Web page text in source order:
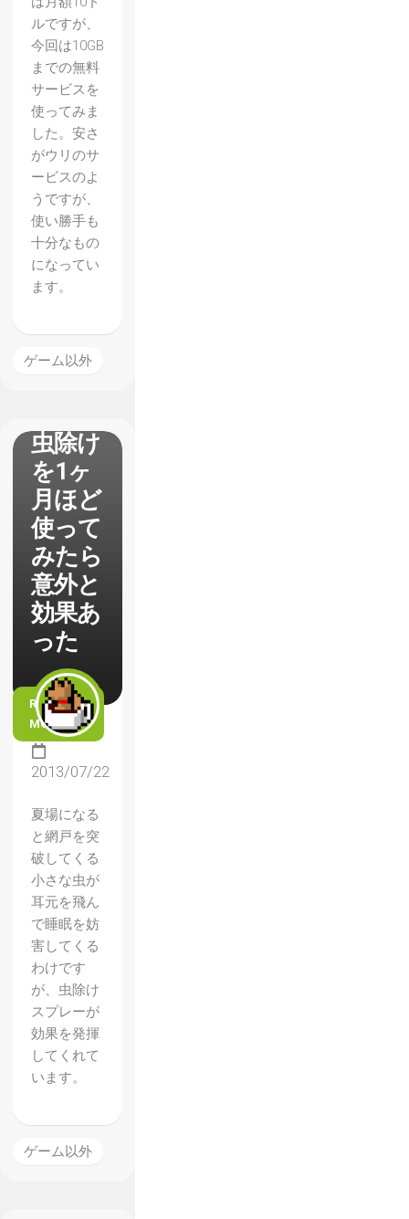
ルですが、
今回は10GB
までの無料
サービスを
使ってみま
した。安さ
がウリのサ
ービスのよ
うですが、
使い勝手も
十分なもの
になってい
ます。
ゲーム以外
網戸に
虫除け
を1ヶ
月ほど
使って
みたら
意外と
効果あ
った
READ
MORE
2013/07/22
夏場になる
と網戸を突
破してくる
小さな虫が
耳元を飛ん
で睡眠を妨
害してくる
わけです
が、虫除け
スプレーが
効果を発揮
してくれて
います。
ゲーム以外
未来の